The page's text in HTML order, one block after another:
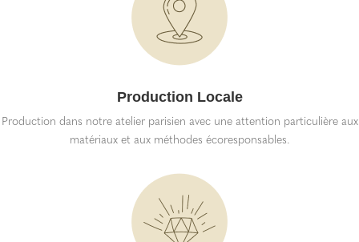
Production Locale
Production dans notre atelier parisien avec une attention particulière aux
matériaux et aux méthodes écoresponsables.